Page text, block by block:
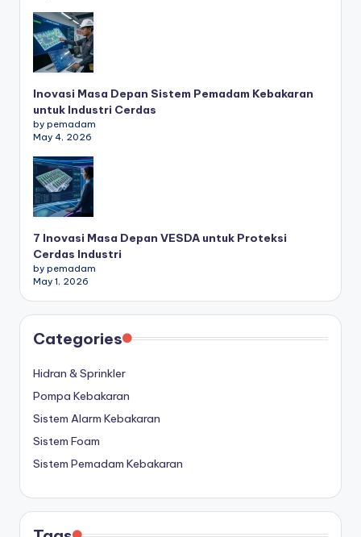
Inovasi Masa Depan Sistem Pemadam Kebakaran
untuk Industri Cerdas
by pemadam
May 4, 2026
7 Inovasi Masa Depan VESDA untuk Proteksi
Cerdas Industri
by pemadam
May 1, 2026
Categories
Hidran & Sprinkler
Pompa Kebakaran
Sistem Alarm Kebakaran
Sistem Foam
Sistem Pemadam Kebakaran